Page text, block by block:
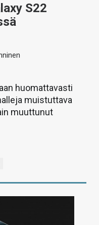
S22
huomattavasti
muistuttava
muuttunut